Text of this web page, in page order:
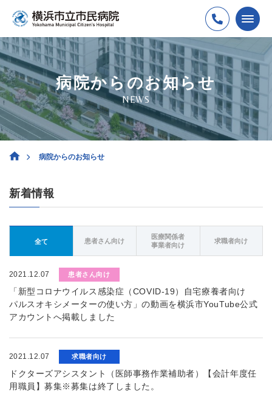
病院からのお知らせ
NEWS
病院からのお知らせ
新着情報
全て 患者さん向け
医療関係者
事業者向け
求職者向け
2021.12.07 患者さん向け
「新型コロナウイルス感染症（COVID-19）自宅療養者向け
パルスオキシメーターの使い方」の動画を横浜市YouTube公式
アカウントへ掲載しました
2021.12.07 求職者向け
ドクターズアシスタント（医師事務作業補助者）【会計年度任
用職員】募集※募集は終了しました。